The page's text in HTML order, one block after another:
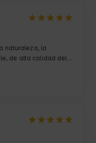
naturaleza, la
de alta calidad del
y amable ! ¡Gran